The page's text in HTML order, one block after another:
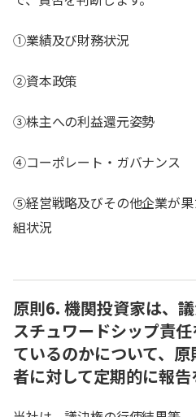
①業績及び財務状況
②資本政策
③株主への利益還元姿勢
④コーポレート・ガバナンス
⑤経営戦略及びその他企業が
組状況
原則6. 機関投資家は、
スチュワードシップ責
ているのかについて、
者に対して定期的に報告